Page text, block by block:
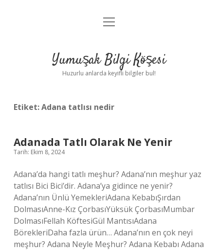
Anasayfa
Yasal Uyarı
menüyü
Yumuşak Bilgi Köşesi
Huzurlu anlarda keyifli bilgiler bul!
Etiket:Adana tatlısı nedir
Adanada Tatlı Olarak Ne Yenir
Tarih: Ekim 8, 2024
Adana’da hangi tatlı meşhur? Adana’nın meşhur yaz
tatlısı Bici Bici’dir. Adana’ya gidince ne yenir?
Adana’nın Ünlü YemekleriAdana KebabıŞırdan
DolmasıAnne-Kız ÇorbasıYüksük ÇorbasıMumbar
DolmasıFellah KöftesiGül MantısıAdana
BörekleriDaha fazla ürün… Adana’nın en çok neyi
meşhur? Adana Neyle Meşhur? Adana Kebabı Adana